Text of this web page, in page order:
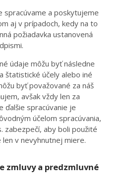
spracúvame a poskytujeme
aj v prípadoch, kedy na to
požiadavka ustanovená
údaje môžu byť následne
štatistické účely alebo iné
byť považované za náš
avšak vždy len za
ďalšie spracúvanie je
účelom spracúvania,
zabezpečí, aby boli použité
v nevyhnutnej miere.
zmluvy a predzmluvné